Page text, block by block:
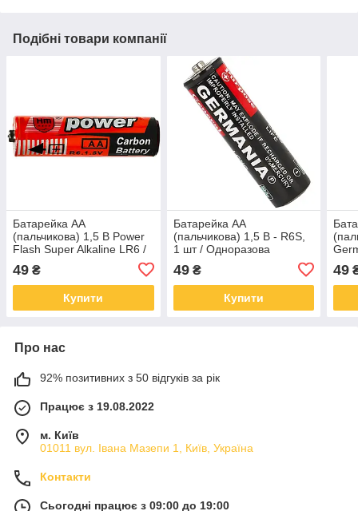
Подібні товари компанії
Батарейка AA
(пальчикова) 1,5 В Power
Flash Super Alkaline LR6 /
Універсальна батарейка
49 ₴
Купити
Батарейка AA
(пальчикова) 1,5 В - R6S,
1 шт / Одноразова
49₴
Купити
49
Про нас
92% позитивних з 50 відгуків за рік
Працює з 19.08.2022
м. Київ
01011 вул. Івана Мазепи 1, Київ, Україна
Контакти
Сьогодні працює з 09:00 до 19:00